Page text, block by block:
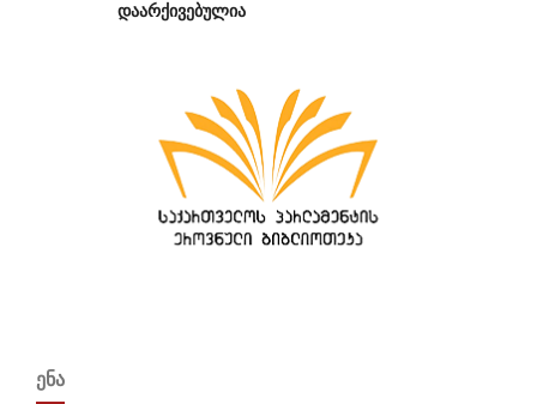
დაარქივებულია
ᲔᲜᲐ